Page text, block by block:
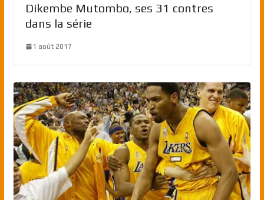
Dikembe Mutombo, ses 31 contres
dans la série
1 août 2017